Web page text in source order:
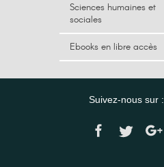
Sciences humaines et
sociales
Ebooks en libre accès
Suivez-nous sur :